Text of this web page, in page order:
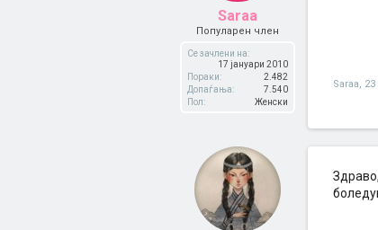
Saraa
Популарен член
Се зачлени на:
17 јануари 2010
Пораки:
2.482
Допаѓања:
7.540
Пол:
Женски
Saraa, 23